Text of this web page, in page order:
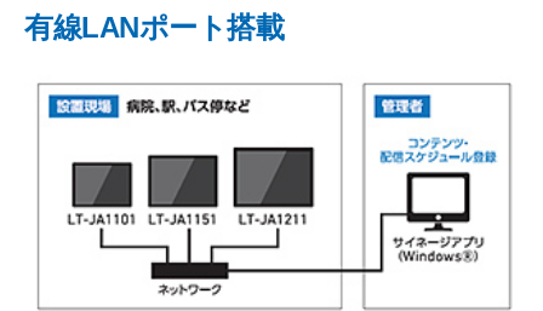
有線LANポート搭載